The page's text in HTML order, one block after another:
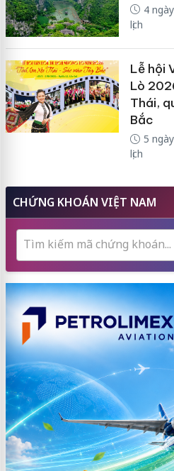
4
lịch
Lễ hội
Lò
Thái,
Bắc
5
lịch
CHỨNG KHOÁN VIỆT NAM
Tìm kiếm mã chứng khoán...